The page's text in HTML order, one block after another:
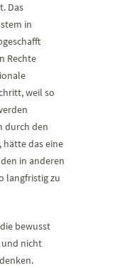
Das
in
Rechte
weil so
durch den
das eine
in anderen
langfristig zu
bewusst
und nicht